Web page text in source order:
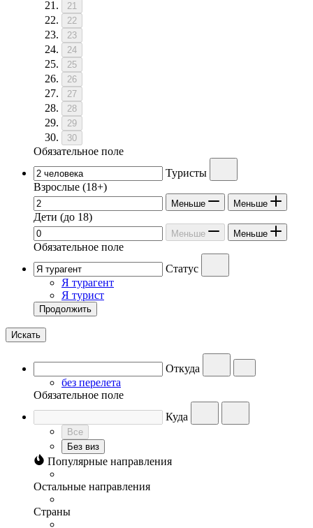
21
22
23
24
25
26
27
28
29
30
Обязательное поле
Туристы
Взрослые (18+)
Меньше Меньше
Дети (до 18)
Меньше Меньше
Обязательное поле
Статус
Я турагент
Я турист
Продолжить
Искать
Откуда
без перелета
Обязательное поле
Куда
Все
Без виз
Популярные направления
Остальные направления
Страны